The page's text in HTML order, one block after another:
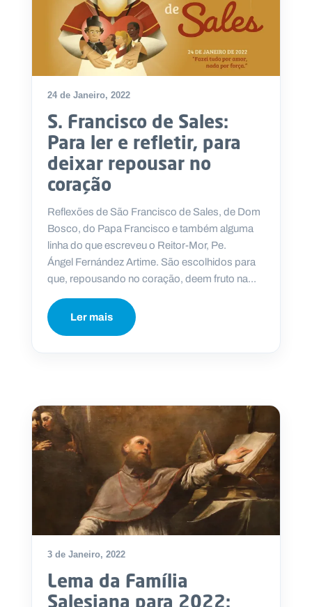
24 de Janeiro, 2022
S. Francisco de Sales:
Para ler e refletir, para
deixar repousar no
coração
Reflexões de São Francisco de Sales, de Dom
Bosco, do Papa Francisco e também alguma
linha do que escreveu o Reitor-Mor, Pe.
Ángel Fernández Artime. São escolhidos para
que, repousando no coração, deem fruto na...
Ler mais
3 de Janeiro, 2022
Lema da Família
Salesiana para 2022: